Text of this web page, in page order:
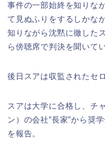
事件の一部始終を知りな
て見ぬふりをするしかな
知りながら沈黙に徹した
ら傍聴席で判決を聞いて
後日スアは収監されたセ
スアは大学に合格し、チ
ン）の会社”長家”から奨
を報告。